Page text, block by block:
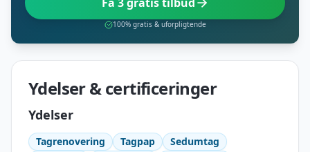
100% gratis & uforpligtende
Ydelser & certificeringer
Ydelser
Tagrenovering Tagpap
Sedumtag